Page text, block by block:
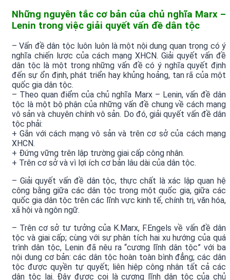
Những nguyên tắc cơ bản của chủ nghĩa Marx –
Lenin trong việc giải quyết vấn đề dân tộc
– Vấn đề dân tộc luôn luôn là một nội dung quan trọng có ý
nghĩa chiến lược của cách mạng XHCN. Giải quyết vấn đề
dân tộc là một trong những vấn đề có ý nghĩa quyết định
đến sự ổn định, phát triển hay khủng hoảng, tan rã của một
quốc gia dân tộc.
– Theo quan điểm của chủ nghĩa Marx – Lenin, vấn đề dân
tộc là một bộ phận của những vấn đề chung về cách mạng
vô sản và chuyên chính vô sản. Do đó, giải quyết vấn đề dân
tộc phải:
+ Gắn với cách mạng vô sản và trên cơ sở của cách mạng
XHCN.
+ Đứng vững trên lập trường giai cấp công nhân.
+ Trên cơ sở và vì lợi ích cơ bản lâu dài của dân tộc.
– Giải quyết vấn đề dân tộc, thực chất là xác lập quan hệ
công bằng giữa các dân tộc trong một quốc gia, giữa các
quốc gia dân tộc trên các lĩnh vực kinh tế, chính trị, văn hóa,
xã hội và ngôn ngữ.
– Trên cơ sở tư tưởng của K.Marx, F.Engels về vấn đề dân
tộc và giai cấp; cùng với sự phân tích hai xu hướng của quá
trình dân tộc, Lenin đã nêu ra “cương lĩnh dân tộc” với ba
nội dung cơ bản: các dân tộc hoàn toàn bình đẳng; các dân
tộc được quyền tự quyết; liên hiệp công nhân tất cả các
dân tộc lại. Đây được coi là cương lĩnh dân tộc của chủ